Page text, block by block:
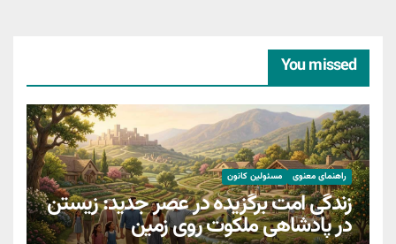
You missed
راهنمای معنوی مسئولین کانون
زندگی امت برگزیده در عصر جدید: زیستن
در پادشاهی ملکوت روی زمین